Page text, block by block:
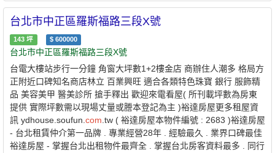
配合裕達房屋 - 只要您一通電話 . 公司15位同仁共同為您服務 . 省
時省力 . 萬事OK
台北市中正區羅斯福路三段X號
143 坪 $ 600000
台北市中正區羅斯福路三段X號
台電大樓站步行一分鐘 角窗大坪數1+2樓金店 商辦住人潮多 格局方
正附近口碑知名商店林立 百業興旺 適合各類特色珠寶 銀行 服飾精
品 美容美甲 醫美診所 搶手釋出 歡迎來電看屋( 所刊載坪數為房東
提供 實際坪數需以現場丈量或謄本登記為主 )裕達房屋更多租屋資
訊 ydhouse.soufun.com.tw ( 裕達房屋本物件編號 : 2683 )裕達房屋
- 台北租賃仲介第一品牌 . 專業經營28年 . 經驗最久 . 業界口碑最佳
裕達房屋 - 掌握台北出租物件最齊全 . 掌握台北房客資料最多 . 同行